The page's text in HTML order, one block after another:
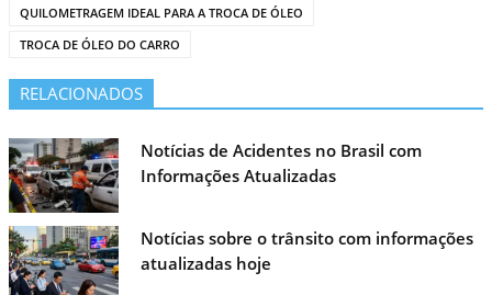
QUILOMETRAGEM IDEAL PARA A TROCA DE ÓLEO
TROCA DE ÓLEO DO CARRO
RELACIONADOS
Notícias de Acidentes no Brasil com
Informações Atualizadas
Notícias sobre o trânsito com informações
atualizadas hoje